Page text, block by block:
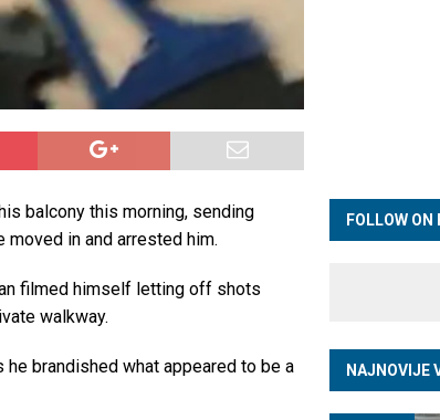
balcony this morning, sending
in and arrested him.
filmed himself letting off shots
walkway.
brandished what appeared to be a
FOLLOW ON
NAJNOVIJE